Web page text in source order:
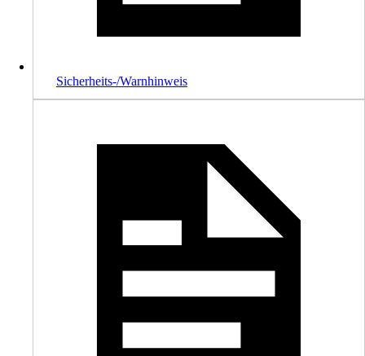
Sicherheits-/Warnhinweis